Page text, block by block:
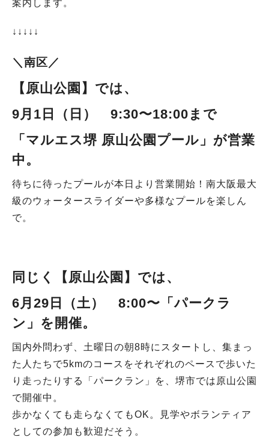
案内します。
↓↓↓↓↓
＼南区／
【原山公園 】 では、
9月1日（日） 9:30〜18:00まで
「マルエス堺 原山公園プール」が営業
中 。
待ちに待ったプールが本日より営業開始！南大阪最大
級のウォータースライダーや多様なプールを楽しん
で。
同じく【原山公園 】 では、
6月29日（土） 8:00〜 「パークラ
ン」 を開催。
国内外問わず、土曜日の朝8時にスタートし、集まっ
た人たちで5kmのコースをそれぞれのペースで歩いた
り走ったりする「パークラン」を、堺市では原山公園
で開催中。
歩かなくても走らなくてもOK。見学やボランティア
としての参加も歓迎だそう。